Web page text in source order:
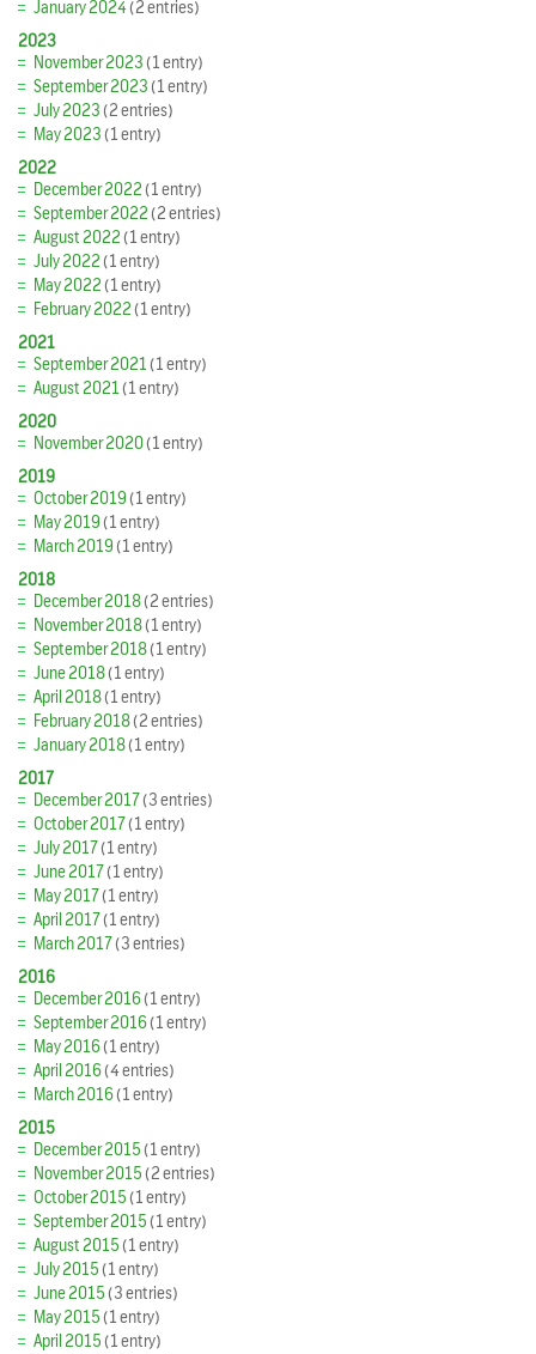
January 2024(2 entries)
2023
November 2023(1 entry)
September 2023(1 entry)
July 2023(2 entries)
May 2023(1 entry)
2022
December 2022(1 entry)
September 2022(2 entries)
August 2022(1 entry)
July 2022(1 entry)
May 2022(1 entry)
February 2022(1 entry)
2021
September 2021(1 entry)
August 2021(1 entry)
2020
November 2020(1 entry)
2019
October 2019(1 entry)
May 2019(1 entry)
March 2019(1 entry)
2018
December 2018(2 entries)
November 2018(1 entry)
September 2018(1 entry)
June 2018(1 entry)
April 2018(1 entry)
February 2018(2 entries)
January 2018(1 entry)
2017
December 2017(3 entries)
October 2017(1 entry)
July 2017(1 entry)
June 2017(1 entry)
May 2017(1 entry)
April 2017(1 entry)
March 2017(3 entries)
2016
December 2016(1 entry)
September 2016(1 entry)
May 2016(1 entry)
April 2016(4 entries)
March 2016(1 entry)
2015
December 2015(1 entry)
November 2015(2 entries)
October 2015(1 entry)
September 2015(1 entry)
August 2015(1 entry)
July 2015(1 entry)
June 2015(3 entries)
May 2015(1 entry)
April 2015(1 entry)